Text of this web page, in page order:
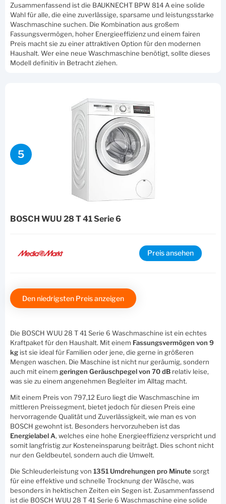
Zusammenfassend ist die BAUKNECHT BPW 814 A eine solide
Wahl für alle, die eine zuverlässige, sparsame und leistungsstarke
Waschmaschine suchen. Die Kombination aus großem
Fassungsvermögen, hoher Energieeffizienz und einem fairen
Preis macht sie zu einer attraktiven Option für den modernen
Haushalt. Wer eine neue Waschmaschine benötigt, sollte dieses
Modell definitiv in Betracht ziehen.
5
BOSCH WUU 28 T 41 Serie 6
Preis ansehen
Den niedrigsten Preis anzeigen
Die BOSCH WUU 28 T 41 Serie 6 Waschmaschine ist ein echtes
Kraftpaket für den Haushalt. Mit einem Fassungsvermögen von 9
kg ist sie ideal für Familien oder jene, die gerne in größeren
Mengen waschen. Die Maschine ist nicht nur geräumig, sondern
auch mit einem geringen Geräuschpegel von 70 dB relativ leise,
was sie zu einem angenehmen Begleiter im Alltag macht.
Mit einem Preis von 797,12 Euro liegt die Waschmaschine im
mittleren Preissegment, bietet jedoch für diesen Preis eine
hervorragende Qualität und Zuverlässigkeit, wie man es von
BOSCH gewohnt ist. Besonders hervorzuheben ist das
Energielabel A, welches eine hohe Energieeffizienz verspricht und
somit langfristig zur Kosteneinsparung beiträgt. Dies schont nicht
nur den Geldbeutel, sondern auch die Umwelt.
Die Schleuderleistung von 1351 Umdrehungen pro Minutesorgt
für eine effektive und schnelle Trocknung der Wäsche, was
besonders in hektischen Zeiten ein Segen ist. Zusammenfassend
ist die BOSCH WUU 28 T 41 Serie 6 Waschmaschine eine solide